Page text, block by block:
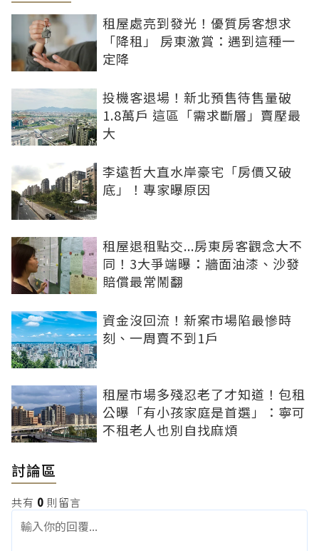
租屋處亮到發光！優質房客想求
「降租」 房東激賞：遇到這種一
定降
投機客退場！新北預售待售量破
1.8萬戶 這區「需求斷層」賣壓最
大
李遠哲大直水岸豪宅「房價又破
底」！專家曝原因
租屋退租點交...房東房客觀念大不
同！3大爭端曝：牆面油漆、沙發
賠償最常鬧翻
資金沒回流！新案市場陷最慘時
刻、一周賣不到1戶
租屋市場多殘忍老了才知道！包租
公曝「有小孩家庭是首選」：寧可
不租老人也別自找麻煩
討論區
共有 0 則留言